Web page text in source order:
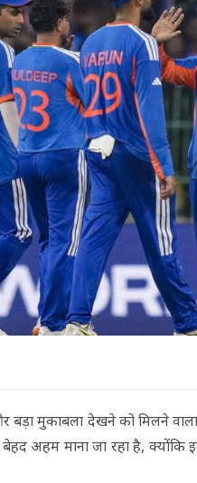
मुकाबला देखने को मिलने
अहम माना जा रहा है,